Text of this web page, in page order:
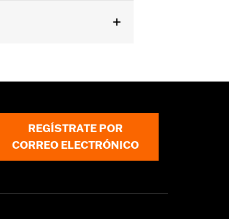
REGÍSTRATE POR
CORREO ELECTRÓNICO